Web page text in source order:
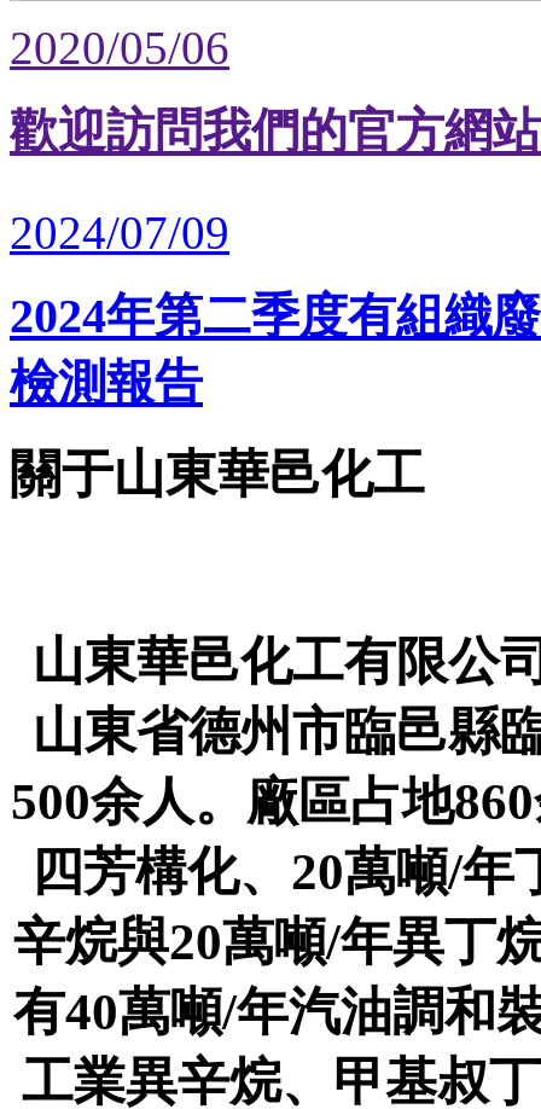
2020/05/06
歡迎訪問我們的官方網站
2024/07/09
2024年第二季度有組織
檢測報告
關于山東華邑化工
山東華邑化工有限公
山東省德州市臨邑縣
500余人。廠區占地
四芳構化、20萬噸/
辛烷與20萬噸/年異丁
有40萬噸/年汽油調和
工業異辛烷、甲基叔